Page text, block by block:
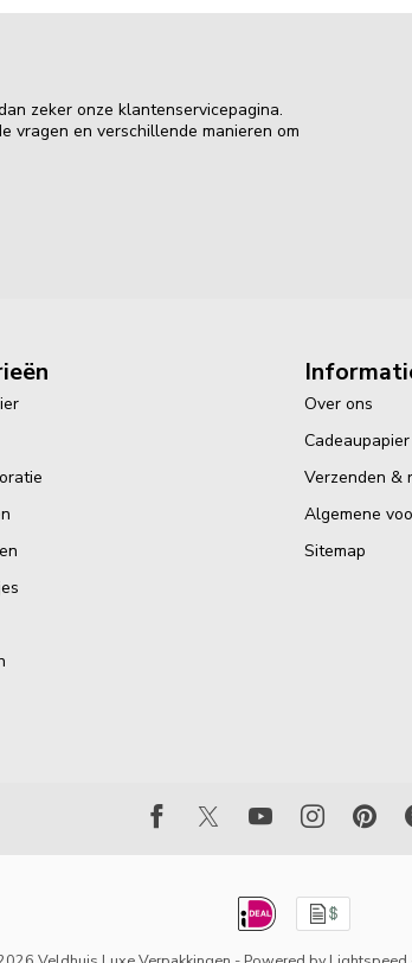
zeker onze klantenservicepagina.
vragen en verschillende manieren om
Over ons
Verzenden &
Algemene
Sitemap